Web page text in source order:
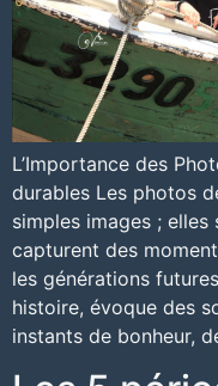
L’Importance des
durables Les photos
simples images ;
capturent des
les générations
histoire, évoque des
instants de bonheur,